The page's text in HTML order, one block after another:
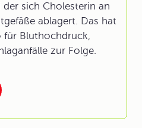
sich Cholesterin an
ablagert. Das hat
für Bluthochdruck,
zur Folge.